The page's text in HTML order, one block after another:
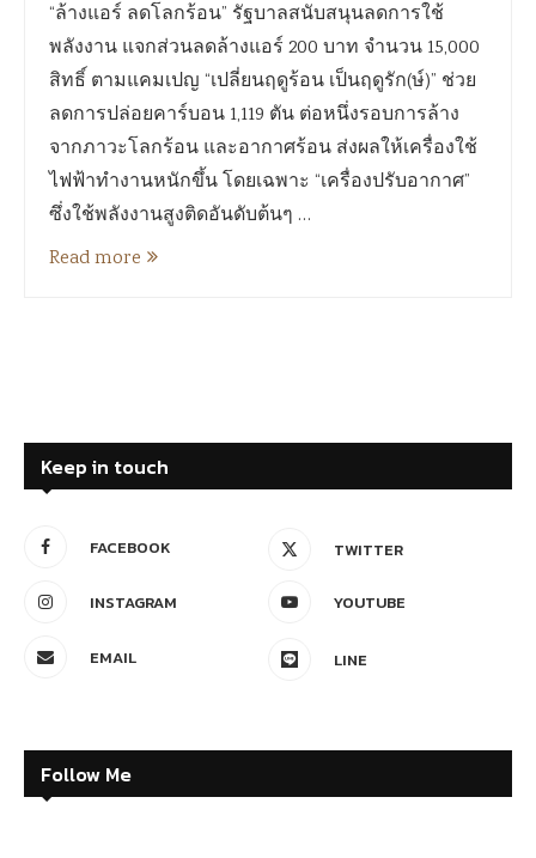
“ล้างแอร์ ลดโลกร้อน” รัฐบาลสนับสนุนลดการใช้
พลังงาน แจกส่วนลดล้างแอร์ 200 บาท จำนวน 15,000
สิทธิ์ ตามแคมเปญ “เปลี่ยนฤดูร้อน เป็นฤดูรัก(ษ์)” ช่วย
ลดการปล่อยคาร์บอน 1,119 ตัน ต่อหนึ่งรอบการล้าง
จากภาวะโลกร้อน และอากาศร้อน ส่งผลให้เครื่องใช้
ไฟฟ้าทำงานหนักขึ้น โดยเฉพาะ “เครื่องปรับอากาศ”
ซึ่งใช้พลังงานสูงติดอันดับต้นๆ …
Read more
Keep in touch
FACEBOOK TWITTER
INSTAGRAM YOUTUBE
EMAIL LINE
Follow Me